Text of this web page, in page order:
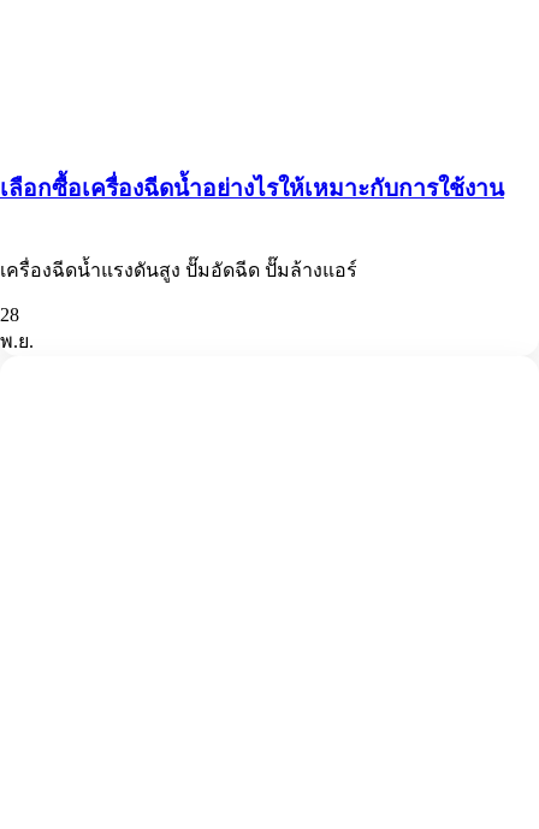
เลือกซื้อเครื่องฉีดน้ำอย่างไรให้เหมาะกับการใช้งาน
เครื่องฉีดน้ำแรงดันสูง ปั๊มอัดฉีด ปั๊มล้างแอร์
28
พ.ย.